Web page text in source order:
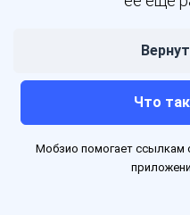
Что
Мобзио помогает ссылкам